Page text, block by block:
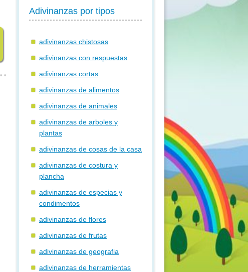
Adivinanzas por tipos
adivinanzas chistosas
adivinanzas con respuestas
adivinanzas cortas
adivinanzas de alimentos
adivinanzas de animales
adivinanzas de arboles y
plantas
adivinanzas de cosas de la casa
adivinanzas de costura y
plancha
adivinanzas de especias y
condimentos
adivinanzas de flores
adivinanzas de frutas
adivinanzas de geografia
adivinanzas de herramientas